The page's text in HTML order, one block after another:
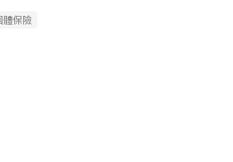
體保險